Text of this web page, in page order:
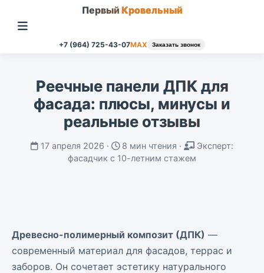
Первый Кровельный
+7 (964) 725-43-07MAX Заказать звонок
Реечные панели ДПК для
фасада: плюсы, минусы и
реальные отзывы
17 апреля 2026 · 8 мин чтения ·
Эксперт:
фасадчик с 10-летним стажем
Древесно-полимерный композит (ДПК) —
современный материал для фасадов, террас и
заборов. Он сочетает эстетику натурального